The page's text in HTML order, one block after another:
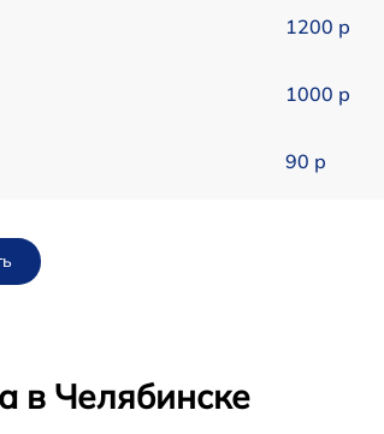
1200 р
1000 р
90 р
в Челябинске